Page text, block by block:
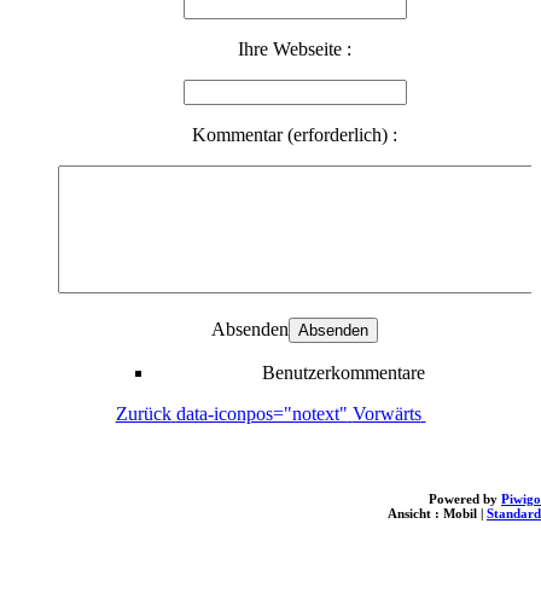
Ihre Webseite :
Kommentar (erforderlich) :
Absenden
Benutzerkommentare
Zurück data-iconpos="notext" Vorwärts
Powered by Piwigo
Ansicht : Mobil | Standard